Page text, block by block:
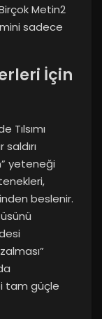
Metin2
sadece
İçin
Tılsımı
yeteneği
beslenir.
tam güçle